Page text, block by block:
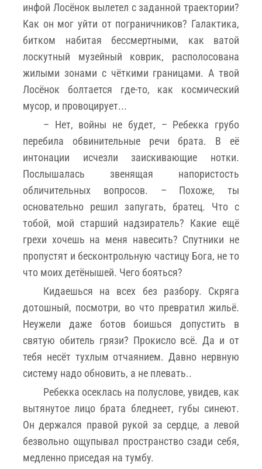
инфой Лосёнок вылетел с заданной траектории?
Как он мог уйти от пограничников? Галактика,
битком набитая бессмертными, как ватой
лоскутный музейный коврик, располосована
жилыми зонами с чёткими границами. А твой
Лосёнок болтается где-то, как космический
мусор, и провоцирует...
– Нет, войны не будет, – Ребекка грубо
перебила обвинительные речи брата. В её
интонации исчезли заискивающие нотки.
Послышалась звенящая напористость
обличительных вопросов. – Похоже, ты
основательно решил запугать, братец. Что с
тобой, мой старший надзиратель? Какие ещё
грехи хочешь на меня навесить? Спутники не
пропустят и бесконтрольную частицу Бога, не то
что моих детёнышей. Чего бояться?
Кидаешься на всех без разбору. Скряга
дотошный, посмотри, во что превратил жильё.
Неужели даже ботов боишься допустить в
святую обитель грязи? Прокисло всё. Да и от
тебя несёт тухлым отчаянием. Давно нервную
систему надо обновить, а не плевать..
Ребекка осеклась на полуслове, увидев, как
вытянутое лицо брата бледнеет, губы синеют.
Он держался правой рукой за сердце, а левой
безвольно ощупывал пространство сзади себя,
медленно приседая на тумбу.